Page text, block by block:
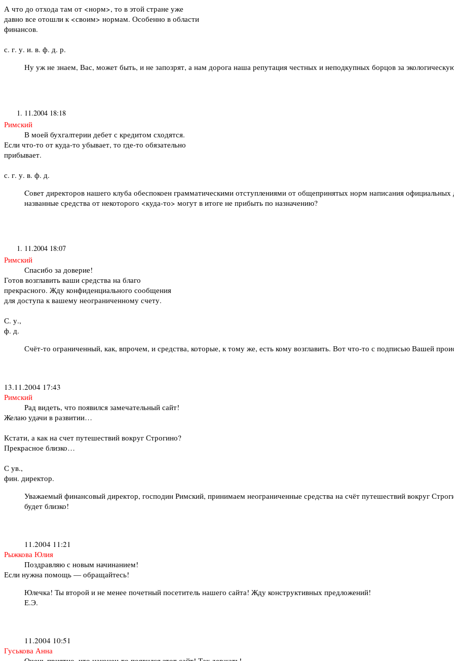
А что до отхода там от <норм>, то в этой стране уже
давно все отошли к <своим> нормам. Особенно в области
финансов.
с. г. у. и. в. ф. д. р.
Ну уж не знаем, Вас, может быть, и не запозрят, а нам дорога наша репутация честных и неподкупных борцов за
11.2004 18:18
Римский
В моей бухгалтерии дебет с кредитом сходятся.
Если что-то от куда-то убывает, то где-то обязательно
прибывает.
с. г. у. в. ф. д.
Cовет директоров нашего клуба обеспокоен грамматическими отступлениями от общепринятых норм написания
названные средства от некоторого <куда-то> могут в итоге не прибыть по назначению?
11.2004 18:07
Римский
Спасибо за доверие!
Готов возглавить ваши средства на благо
прекрасного. Жду конфиденциального сообщения
для доступа к вашему неограниченному счету.
С. у.,
ф. д.
Счёт-то ограниченный, как, впрочем, и средства, которые, к тому же, есть кому возглавить. Вот что-то с подписью Вашей
13.11.2004 17:43
Римский
Рад видеть, что появился замечательный сайт!
Желаю удачи в развитии…
Кстати, а как на счет путешествий вокруг Строгино?
Прекрасное близко…
С ув.,
фин. директор.
Уважаемый финансовый директор, господин Римский, принимаем неограниченные средства на счёт путешествий вокруг
будет близко!
11.2004 11:21
Рыжкова Юлия
Поздравляю с новым начинанием!
Если нужна помощь — обращайтесь!
Юлечка! Ты второй и не менее почетный посетитель нашего сайта! Жду конструктивных предложений!
Е.Э.
11.2004 10:51
Гуськова Анна